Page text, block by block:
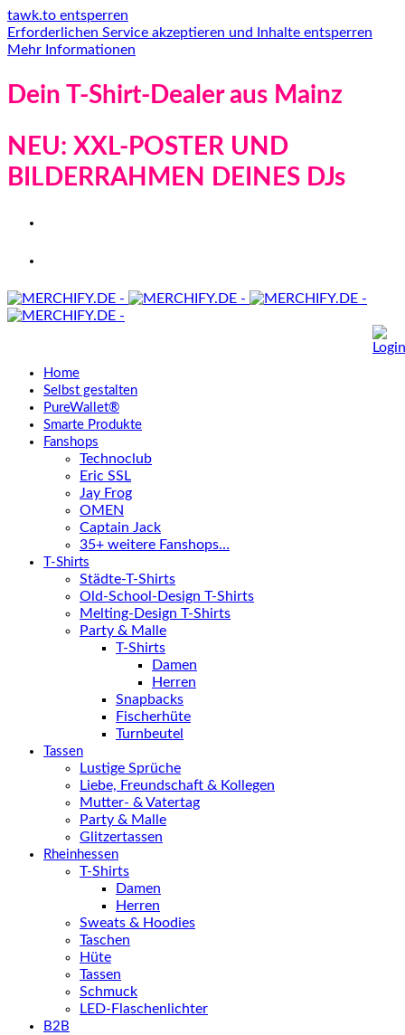
tawk.to entsperren
Erforderlichen Service akzeptieren und Inhalte entsperren
Mehr Informationen
Dein T-Shirt-Dealer aus Mainz
NEU: XXL-POSTER UND
BILDERRAHMEN DEINES DJs
Home
Selbst gestalten
PureWallet®
Smarte Produkte
Fanshops
Technoclub
Eric SSL
Jay Frog
OMEN
Captain Jack
35+ weitere Fanshops…
T-Shirts
Städte-T-Shirts
Old-School-Design T-Shirts
Melting-Design T-Shirts
Party & Malle
T-Shirts
Damen
Herren
Snapbacks
Fischerhüte
Turnbeutel
Tassen
Lustige Sprüche
Liebe, Freundschaft & Kollegen
Mutter- & Vatertag
Party & Malle
Glitzertassen
Rheinhessen
T-Shirts
Damen
Herren
Sweats & Hoodies
Taschen
Hüte
Tassen
Schmuck
LED-Flaschenlichter
B2B